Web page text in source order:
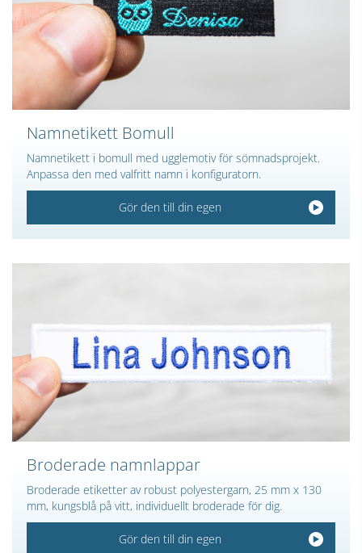
Namnetikett Bomull
Namnetikett i bomull med ugglemotiv för sömnadsprojekt.
Anpassa den med valfritt namn i konfiguratorn.
Gör den till din egen
Broderade namnlappar
Broderade etiketter av robust polyestergarn, 25 mm x 130
mm, kungsblå på vitt, individuellt broderade för dig.
Gör den till din egen